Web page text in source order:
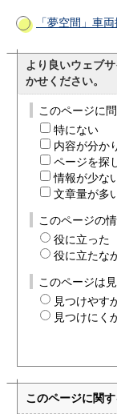
「夢空間」車
より良いウェブ
かせください。
このページに
特にない
内容が分か
ページを探
情報が少な
文章量が多
このページの
役に立った
役に立たな
このページは
見つけやす
見つけにく
このページに関す